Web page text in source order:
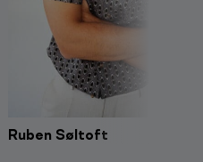
Ruben Søltoft